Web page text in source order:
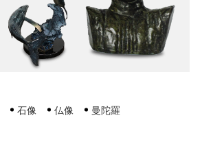
石像 仏像
曼陀羅